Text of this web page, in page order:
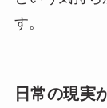
す。
日常の現実